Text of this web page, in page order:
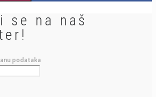
se na naš
podataka